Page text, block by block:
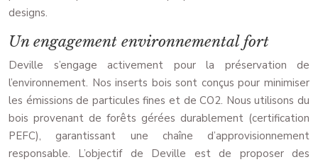
designs.
Un engagement environnemental fort
Deville s’engage activement pour la préservation de
l’environnement. Nos inserts bois sont conçus pour minimiser
les émissions de particules fines et de CO2. Nous utilisons du
bois provenant de forêts gérées durablement (certification
PEFC), garantissant une chaîne d’approvisionnement
responsable. L’objectif de Deville est de proposer des